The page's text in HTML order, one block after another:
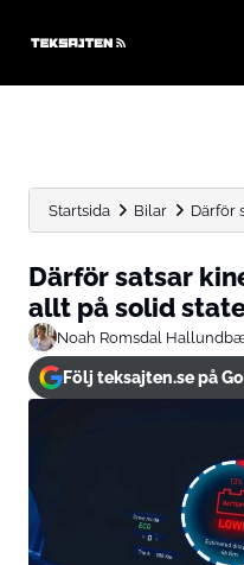
Startsida Bilar Därför
Därför satsar
allt på solid
Noah Romsdal
Följ teksajten.se på